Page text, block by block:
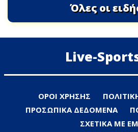
Όλες οι
Live-
ΟΡΟΙ ΧΡΗΣΗΣ
ΠΡΟΣΩΠΙΚΑ ΔΕΔΟΜΕΝΑ
ΣΧΕΤΙΚΑ ΜΕ